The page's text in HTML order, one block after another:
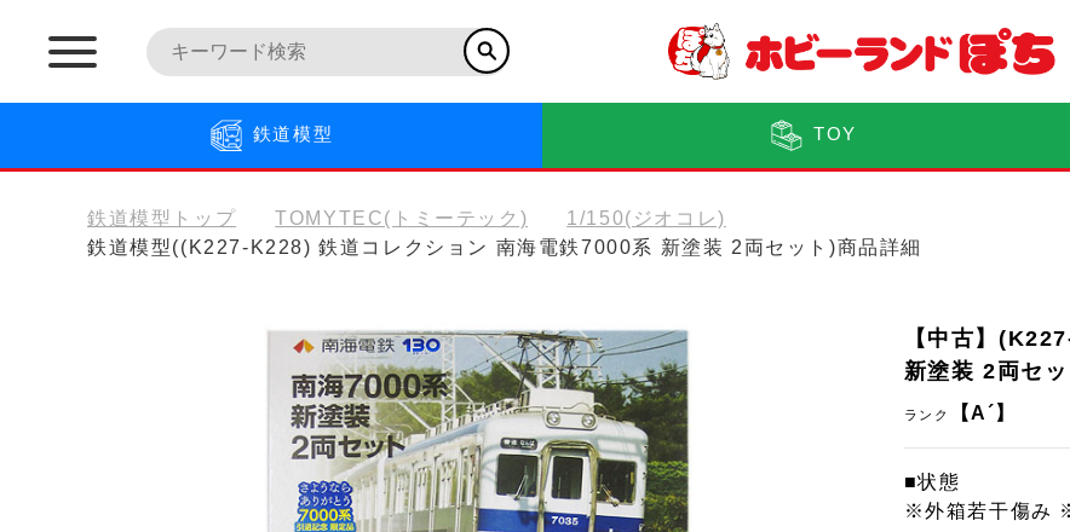
鉄道模型 TOY
鉄道模型トップ TOMYTEC(トミーテック)
1/150(ジオコレ)
鉄道模型((K227-K228) 鉄道コレクション 南海電鉄7000系 新塗装 2両セット)商品詳細
【中古】
新塗装 2両セッ
ランク 【A´】
■状態
※外箱若干傷み